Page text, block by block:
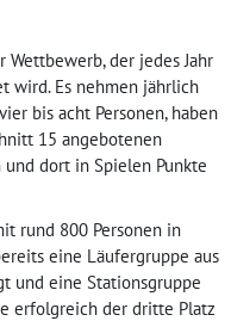
der jedes Jahr
wird. Es nehmen jährlich
bis acht Personen, haben
15 angebotenen
dort in Spielen Punkte
rund 800 Personen in
eine Läufergruppe aus
und eine Stationsgruppe
erfolgreich der dritte Platz